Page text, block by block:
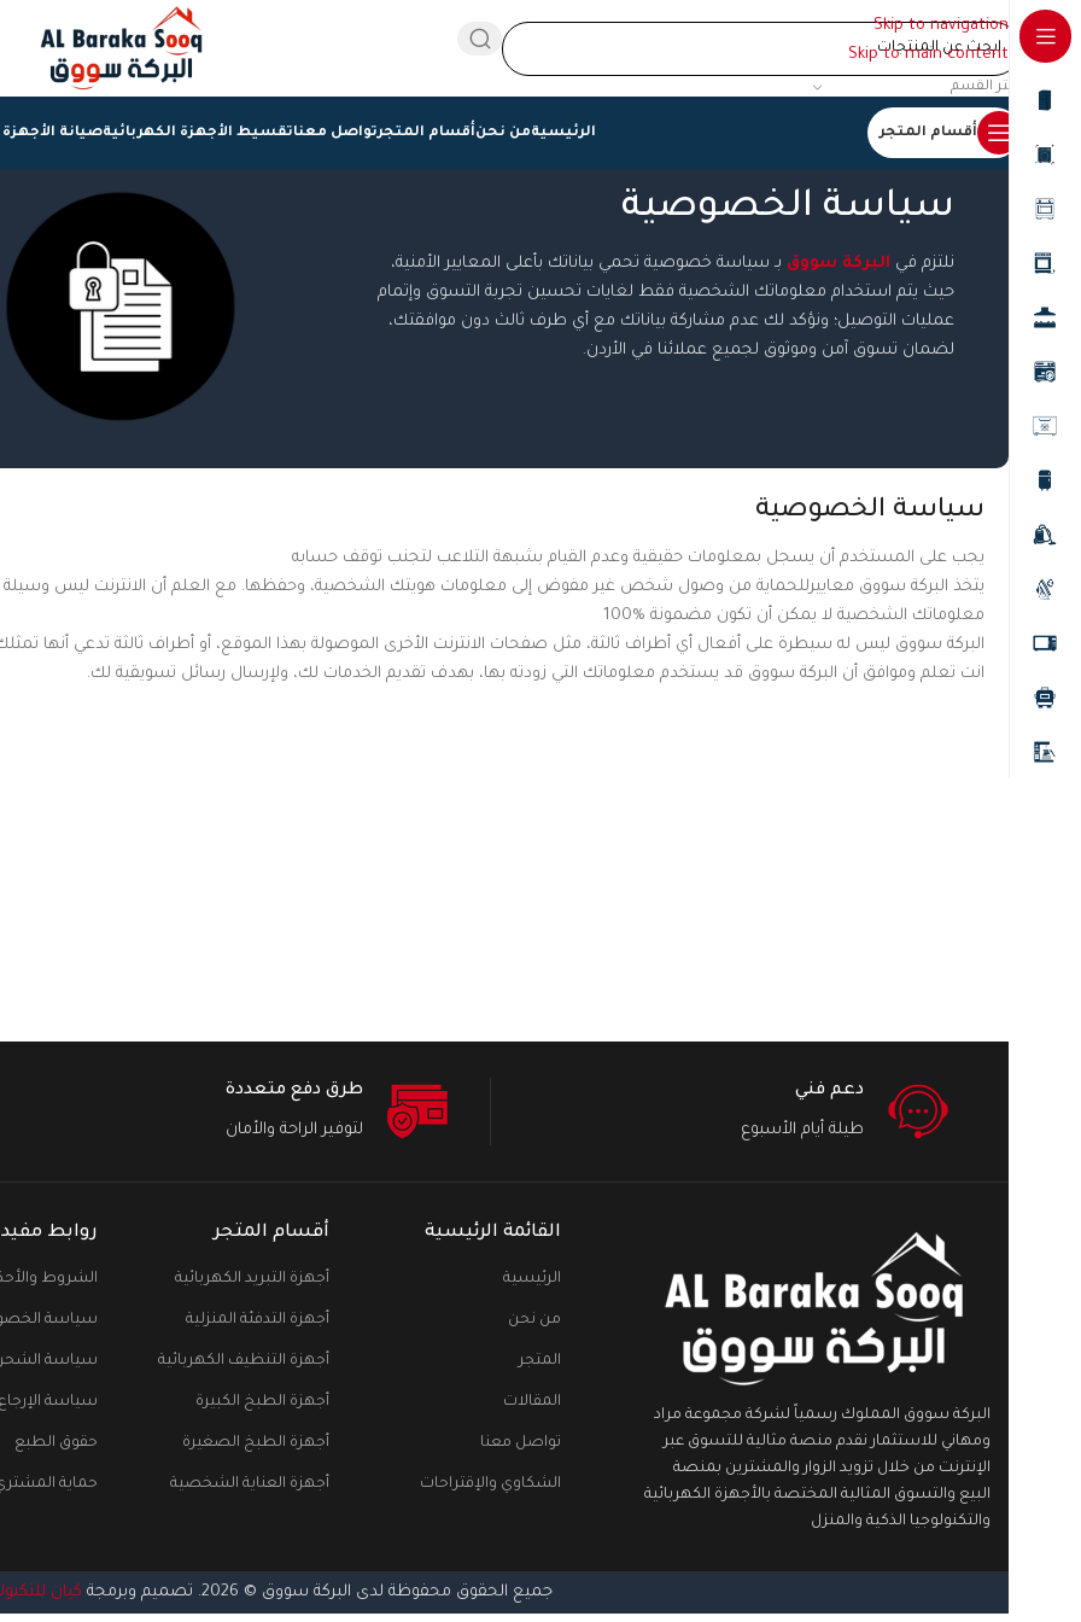
Skip to navigation
Skip to main content
اختر القسم
أقسام المتجر الرئيسيةمن نحنأقسام المتجرتواصل معناتقسيط الأجهزة الكهربائيةصيانة الأجهزة
سياسة الخصوصية
نلتزم في البركة سووق بـ سياسة خصوصية تحمي بياناتك بأعلى المعايير الأمنية،
حيث يتم استخدام معلوماتك الشخصية فقط لغايات تحسين تجربة التسوق وإتمام
عمليات التوصيل؛ ونؤكد لك عدم مشاركة بياناتك مع أي طرف ثالث دون موافقتك،
لضمان تسوق آمن وموثوق لجميع عملائنا في الأردن.
سياسة الخصوصية
يجب على المستخدم أن يسجل بمعلومات حقيقية وعدم القيام بشبهة التلاعب لتجنب توقف حسابه
يتخذ البركة سووق معاييرللحماية من وصول شخص غير مفوض إلى معلومات هويتك الشخصية، وحفظها. مع العلم أن الانترنت ليس وسيلة
معلوماتك الشخصية لا يمكن أن تكون مضمونة %100
البركة سووق ليس له سيطرة على أفعال أي أطراف ثالثة، مثل صفحات الانترنت الأخرى الموصولة بهذا الموقع، أو أطراف ثالثة تدعي أنها
انت تعلم وموافق أن البركة سووق قد يستخدم معلوماتك التي زودته بها، بهدف تقديم الخدمات لك، ولإرسال رسائل تسويقية لك.
دعم فني
طيلة أيام الأسبوع
طرق دفع متعددة
لتوفير الراحة والأمان
البركة سووق المملوك رسمياً لشركة مجموعة مراد
ومهاني للاستثمار نقدم منصة مثالية للتسوق عبر
الإنترنت من خلال تزويد الزوار والمشترين بمنصة
البيع والتسوق المثالية المختصة بالأجهزة الكهربائية
والتكنولوجيا الذكية والمنزل
القائمة الرئيسية
الرئيسية
من نحن
المتجر
المقالات
تواصل معنا
الشكاوي والإقتراحات
أقسام المتجر
أجهزة التبريد الكهربائية
أجهزة التدفئة المنزلية
أجهزة التنظيف الكهربائية
أجهزة الطبخ الكبيرة
أجهزة الطبخ الصغيرة
أجهزة العناية الشخصية
روابط
الشروط
سياسة
سياسة
سياسة الإرجاع
حقوق الطبع
حماية
جميع الحقوق محفوظة لدى البركة سووق © 2026. تصميم وبرمجة كيان